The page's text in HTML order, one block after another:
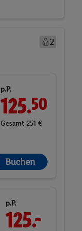
2
p.P.
125.50
Gesamt 251 €
Buchen
p.P.
125. 50